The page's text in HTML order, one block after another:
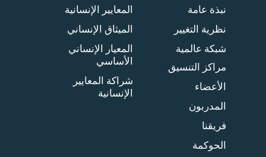
نبذة عامة
نظرية التغيير
شبكة عالمية
مراكز التنسيق
الأعضاء
المدربون
فريقنا
الحوكمة
المعايير الإنسانية
الميثاق الإنساني
المعيار الإنساني
الأساسي
شراكة المعايير
الإنسانية